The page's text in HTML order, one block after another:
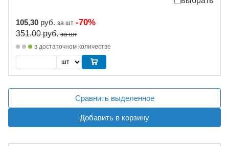
105,30 руб. за шт -70%
351.00руб. за шт
в достаточном количестве
Сравнить выделенное
Добавить в корзину